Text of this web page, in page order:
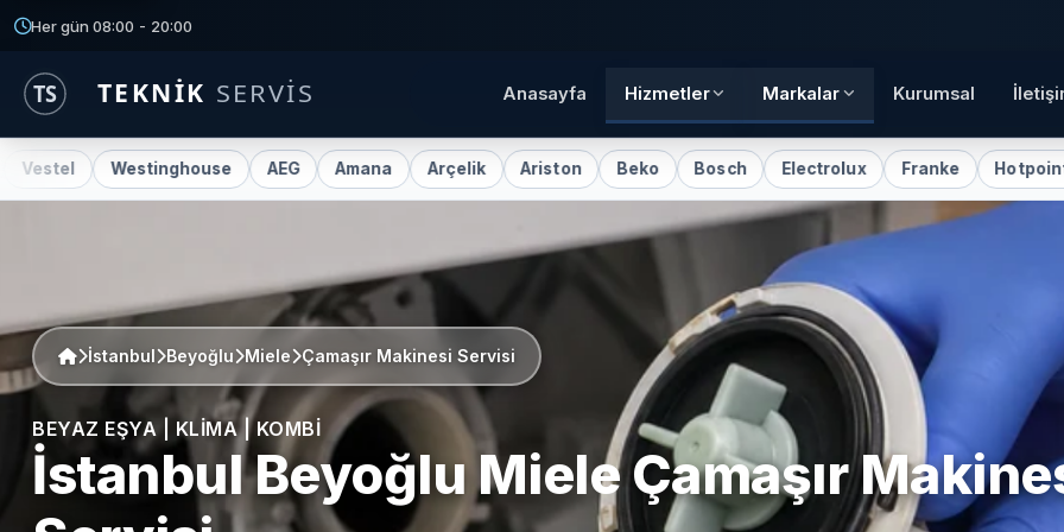
Her gün 08:00 - 20:00
Anasayfa Hizmetler Markalar Kurumsal
Westinghouse AEG Amana Arçelik Ariston Beko Bosch Electrolux Franke Hotpoint
İstanbul Beyoğlu Miele Çamaşır Makinesi Servisi
BEYAZ EŞYA | KLIMA | KOMBI
İstanbul BeyoğluMieleÇamaşır